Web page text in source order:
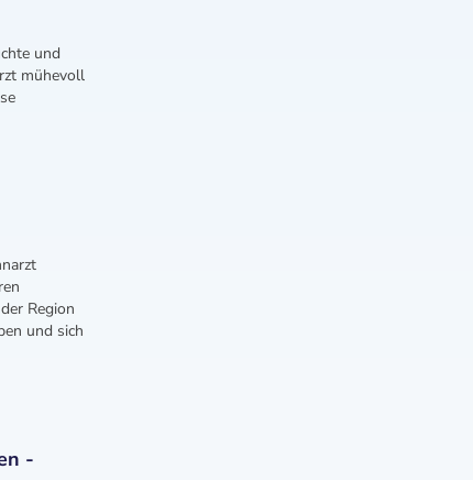
und
mühevoll
Region
und sich
-